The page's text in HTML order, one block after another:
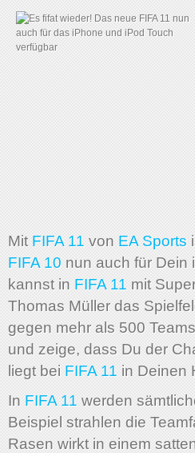
Mit FIFA 11 von EA Sports
FIFA 10 nun auch für Dein
kannst in FIFA 11 mit
Thomas Müller das
gegen mehr als 500
und zeige, dass Du der
liegt bei FIFA 11 in Deinen
In FIFA 11 werden
Beispiel strahlen die
Rasen wirkt in einem